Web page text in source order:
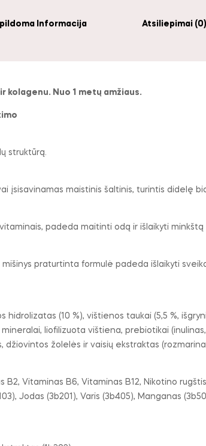
Informacija Atsiliepimai (0)
kolagenu. Nuo 1 metų amžiaus.
struktūrą.
įsisavinamas maistinis šaltinis, turintis didelę
padeda maitinti odą ir išlaikyti minkštą
praturtinta formulė padeda išlaikyti
(10 %), vištienos taukai (5,5 %,
liofilizuota vištiena, prebiotikai
žolelės ir vaisių ekstraktas
Vitaminas B6, Vitaminas B12, Nikotino
Jodas (3b201), Varis (3b405), Manganas